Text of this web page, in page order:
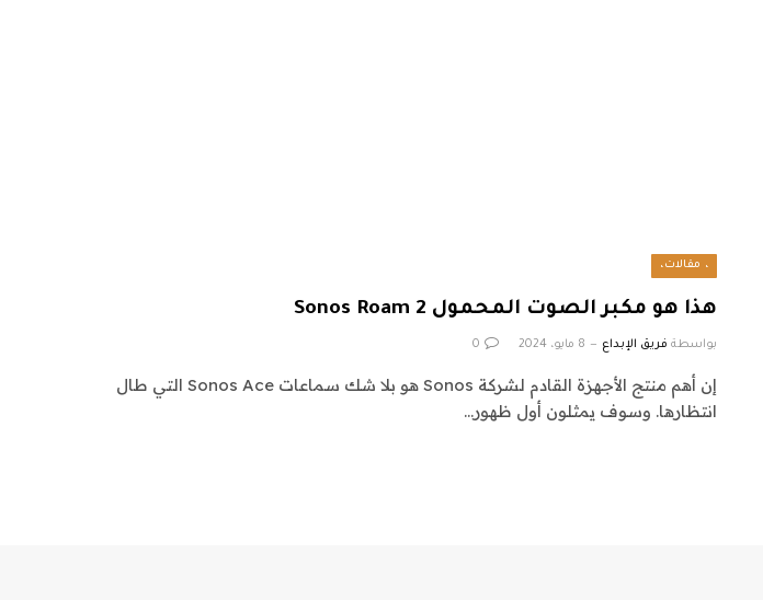
، مقالات،
هذا هو مكبر الصوت المحمول Sonos Roam 2
بواسطة فريق الإبداع 8 مايو، 2024 0
إن أهم منتج الأجهزة القادم لشركة Sonos هو بلا شك سماعات Sonos Ace التي طال
انتظارها. وسوف يمثلون أول ظهور…